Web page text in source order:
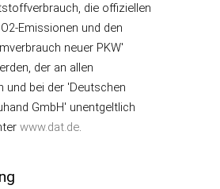
die offiziellen
Emissionen und den
neuer PKW'
der an allen
und bei der 'Deutschen
GmbH' unentgeltlich
www.dat.de.